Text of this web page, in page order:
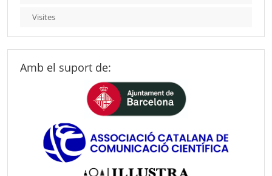
Visites
Amb el suport de: